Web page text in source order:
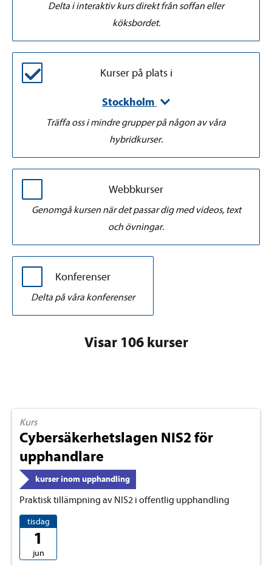
Delta i interaktiv kurs direkt från soffan eller
köksbordet.
Kurser på plats i
Stockholm
Träffa oss i mindre grupper på någon av våra
hybridkurser.
Webbkurser
Genomgå kursen när det passar dig med videos, text
och övningar.
Konferenser
Delta på våra konferenser
Visar 106 kurser
Kurs
Cybersäkerhetslagen NIS2 för
upphandlare
kurser inom upphandling
Praktisk tillämpning av NIS2 i offentlig upphandling
tisdag
1
jun